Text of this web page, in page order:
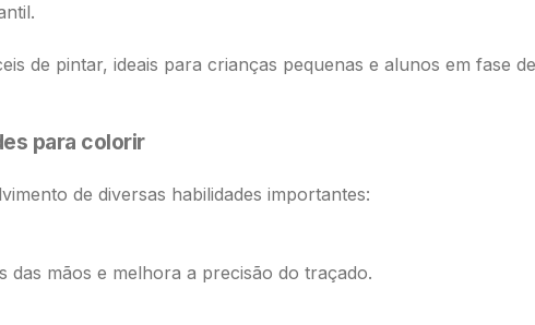
de pintar, ideais para crianças pequenas e alunos em fase
para colorir
de diversas habilidades importantes:
mãos e melhora a precisão do traçado.